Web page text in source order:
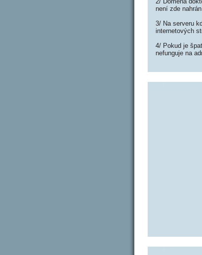
není zde
3/ Na serveru
internetových
4/ Pokud je
nefunguje na